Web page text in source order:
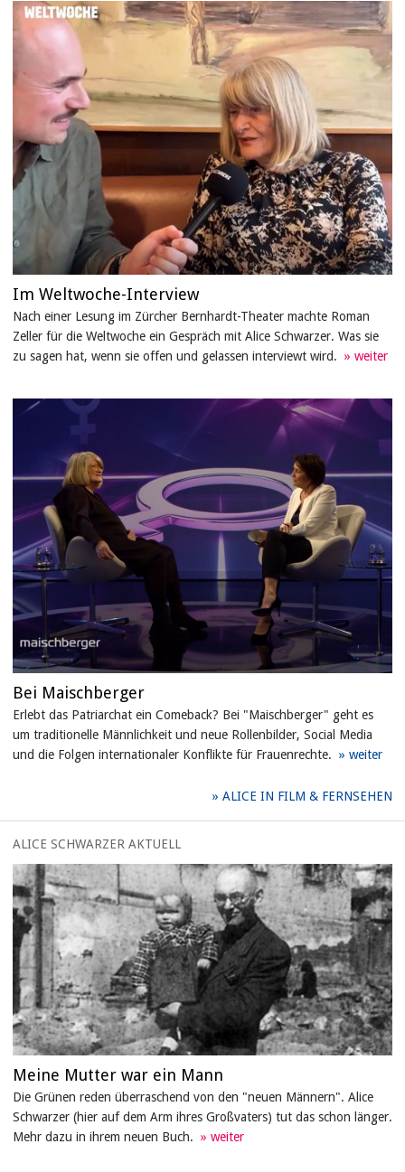
Im Weltwoche-Interview
Nach einer Lesung im Zürcher Bernhardt-Theater machte Roman
Zeller für die Weltwoche ein Gespräch mit Alice Schwarzer. Was sie
zu sagen hat, wenn sie offen und gelassen interviewt wird.
Bei Maischberger
Erlebt das Patriarchat ein Comeback? Bei "Maischberger" geht es
um traditionelle Männlichkeit und neue Rollenbilder, Social Media
und die Folgen internationaler Konflikte für Frauenrechte.
ALICE IN FILM & FERNSEHEN
ALICE SCHWARZER AKTUELL
Meine Mutter war ein Mann
Die Grünen reden überraschend von den "neuen Männern". Alice
Schwarzer (hier auf dem Arm ihres Großvaters) tut das schon länger.
Mehr dazu in ihrem neuen Buch.